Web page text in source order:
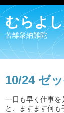
むらよ
苦離衆納難陀
10/24 ゼ
一日も早く仕事を
と、ますます何